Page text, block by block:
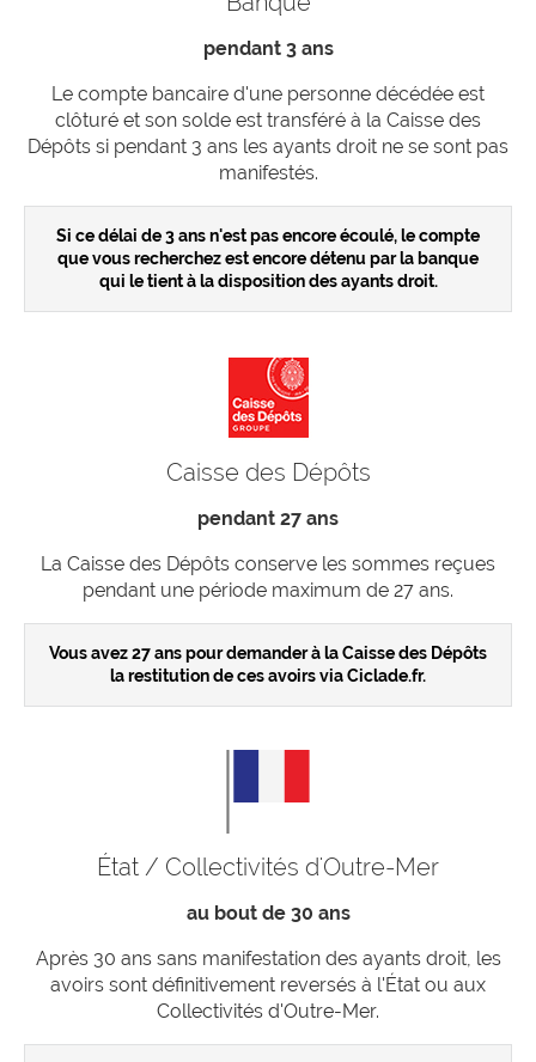
pendant 3 ans
Le compte bancaire d'une personne décédée est
clôturé et son solde est transféré à la Caisse des
Dépôts si pendant 3 ans les ayants droit ne se sont pas
manifestés.
Si ce délai de 3 ans n'est pas encore écoulé, le compte
que vous recherchez est encore détenu par la banque
qui le tient à la disposition des ayants droit.
Caisse des Dépôts
pendant 27 ans
La Caisse des Dépôts conserve les sommes reçues
pendant une période maximum de 27 ans.
Vous avez 27 ans pour demander à la Caisse des Dépôts
la restitution de ces avoirs via Ciclade.fr.
État / Collectivités d'Outre-Mer
au bout de 30 ans
Après 30 ans sans manifestation des ayants droit, les
avoirs sont définitivement reversés à l'État ou aux
Collectivités d'Outre-Mer.